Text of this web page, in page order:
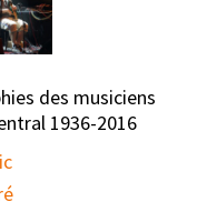
des musiciens
1936-2016